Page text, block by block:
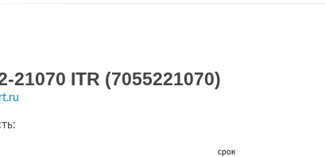
21070 ITR (7055221070)
срок